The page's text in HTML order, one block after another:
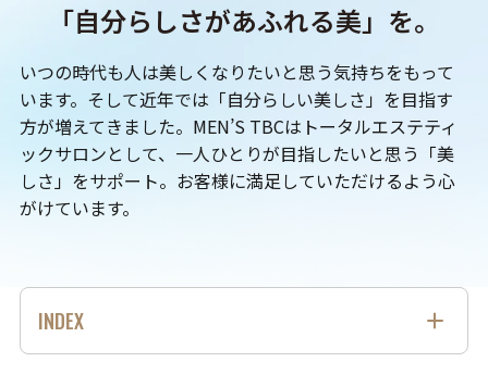
「自分らしさがあふれる美」を。
いつの時代も人は美しくなりたいと思う気持ちをもって
います。そして近年では「自分らしい美しさ」を目指す
方が増えてきました。MEN’S TBCはトータルエステティ
ックサロンとして、一人ひとりが目指したいと思う「美
しさ」をサポート。お客様に満足していただけるよう心
がけています。
INDEX